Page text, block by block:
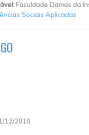
Faculdade Damas da
Sociais Aplicadas
12/2010